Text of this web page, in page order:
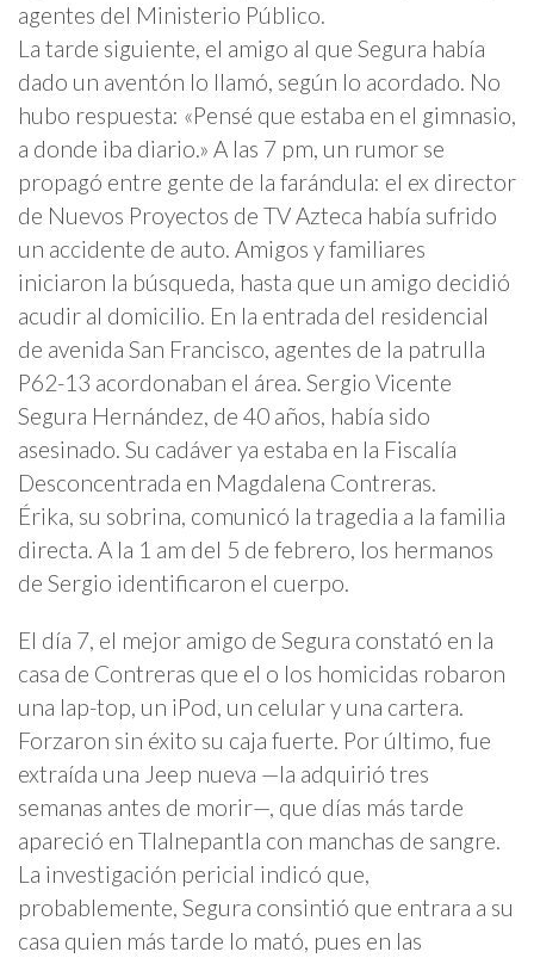
agentes del Ministerio Público.
La tarde siguiente, el amigo al que Segura había
dado un aventón lo llamó, según lo acordado. No
hubo respuesta: «Pensé que estaba en el gimnasio,
a donde iba diario.» A las 7 pm, un rumor se
propagó entre gente de la farándula: el ex director
de Nuevos Proyectos de TV Azteca había sufrido
un accidente de auto. Amigos y familiares
iniciaron la búsqueda, hasta que un amigo decidió
acudir al domicilio. En la entrada del residencial
de avenida San Francisco, agentes de la patrulla
P62-13 acordonaban el área. Sergio Vicente
Segura Hernández, de 40 años, había sido
asesinado. Su cadáver ya estaba en la Fiscalía
Desconcentrada en Magdalena Contreras.
Érika, su sobrina, comunicó la tragedia a la familia
directa. A la 1 am del 5 de febrero, los hermanos
de Sergio identificaron el cuerpo.
El día 7, el mejor amigo de Segura constató en la
casa de Contreras que el o los homicidas robaron
una lap-top, un iPod, un celular y una cartera.
Forzaron sin éxito su caja fuerte. Por último, fue
extraída una Jeep nueva —la adquirió tres
semanas antes de morir—, que días más tarde
apareció en Tlalnepantla con manchas de sangre.
La investigación pericial indicó que,
probablemente, Segura consintió que entrara a su
casa quien más tarde lo mató, pues en las